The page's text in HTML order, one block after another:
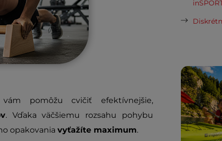
vám pomôžu cvičiť efektívnejšie,
. Vďaka väčšiemu rozsahu pohybu
opakovania vyťažíte maximum.